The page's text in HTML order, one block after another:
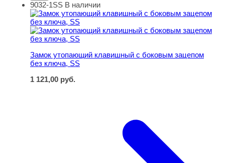
Замок утопающий клавишный с боковым зацепом без
9032-1SS В наличии
Замок утопающий клавишный с боковым зацепом
без ключа, SS
1 121,00 руб.